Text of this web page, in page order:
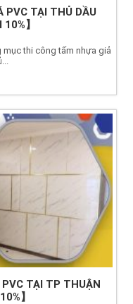
PVC TẠI THỦ DẦU
】
thi công tấm nhựa giả
TẠI TP THUẬN
】